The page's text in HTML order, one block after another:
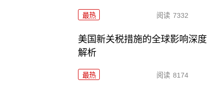
最热 阅读 7332
美国新关税措施的全球影响深度
解析
最热 阅读 8174